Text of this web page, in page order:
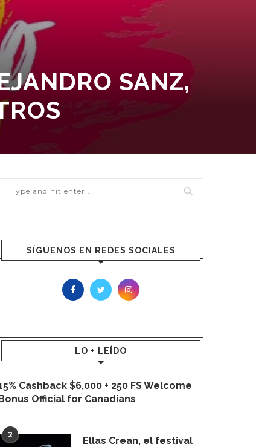
SANZ,
SÍGUENOS EN REDES SOCIALES
LO + LEÍDO
Cashback $6,000 + 250 FS Welcome
Official for Canadians
2
Ellas Crean, el festival